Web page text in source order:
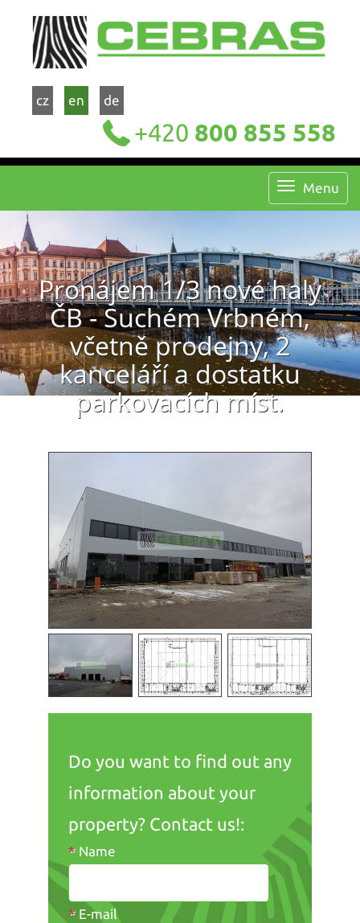
cz en de
+420 800 855 558
Menu
Pronájem 1/3 nové haly
ČB - Suchém Vrbném,
včetně prodejny, 2
kanceláří a dostatku
parkovacích míst.
Do you want to find out any
information about your
property? Contact us!:
* Name
* E-mail